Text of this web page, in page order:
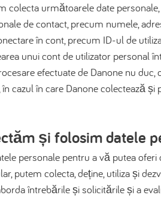
colecta următoarele date
de contact, precum numele,
în cont, precum ID-ul de
unui cont de utilizator personal
efectuate de Danone nu
în cazul în care Danone colectează
și folosim datele
personale pentru a vă putea
putem colecta, deține, utiliza și
întrebările și solicitările și a